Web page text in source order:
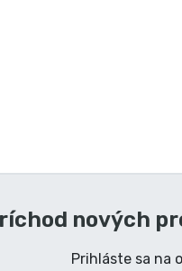
nových
Prihláste sa na